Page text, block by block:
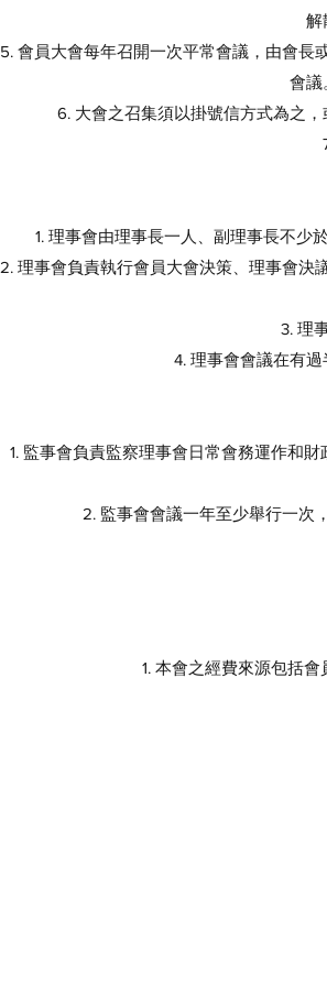
解
5. 會員大會每年召開一次平常會議，由會長
會議
6. 大會之召集須以掛號信方式為之
1. 理事會由理事長一人、副理事長不少
2. 理事會負責執行會員大會決策、理事會決
3. 理
4. 理事會會議在有
1. 監事會負責監察理事會日常會務運作和
2. 監事會會議一年至少舉行一次
1. 本會之經費來源包括